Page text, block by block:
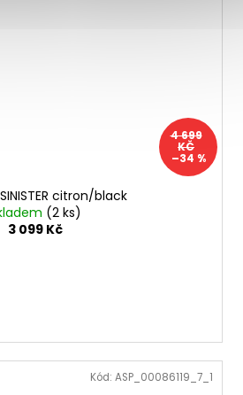
4 699
KČ
–34 %
citron/black
(2 ks)
3 099 Kč
Kód: ASP_00086119_7_1